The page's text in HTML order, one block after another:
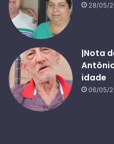
28/05/
|Nota
idade
06/05/